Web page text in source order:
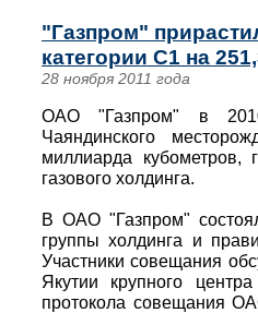
"Газпром"
категории С1 на
28 ноября 2011 года
ОАО "Газпром" в
Чаяндинского
миллиарда кубометров,
газового холдинга.
В ОАО "Газпром"
группы холдинга и
Участники совещания
Якутии крупного
протокола совещания